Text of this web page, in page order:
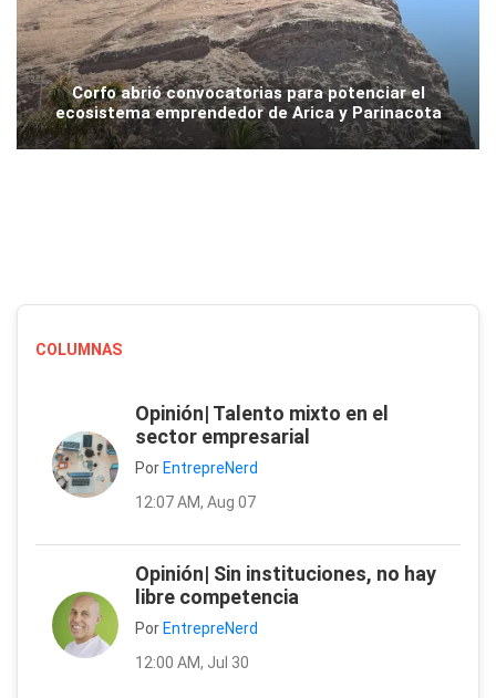
Corfo abrió convocatorias para potenciar el
ecosistema emprendedor de Arica y Parinacota
COLUMNAS
Opinión| Talento mixto en el
sector empresarial
Por EntrepreNerd
12:07 AM, Aug 07
Opinión| Sin instituciones, no hay
libre competencia
Por EntrepreNerd
12:00 AM, Jul 30